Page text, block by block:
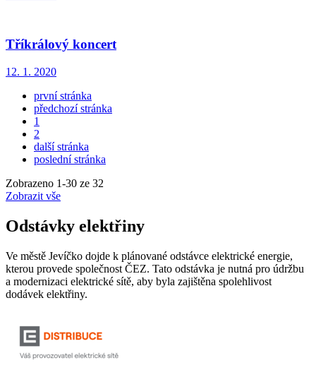
Tříkrálový koncert
12. 1. 2020
první stránka
předchozí stránka
1
2
další stránka
poslední stránka
Zobrazeno 1-30 ze 32
Zobrazit vše
Odstávky elektřiny
Ve městě Jevíčko dojde k plánované odstávce elektrické energie,
kterou provede společnost ČEZ. Tato odstávka je nutná pro údržbu
a modernizaci elektrické sítě, aby byla zajištěna spolehlivost
dodávek elektřiny.